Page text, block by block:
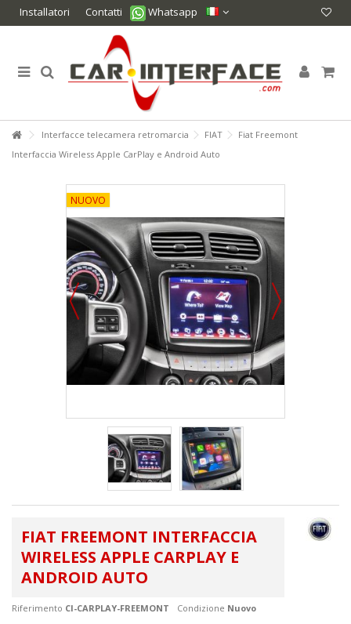
Installatori Contatti Whatsapp
Interfacce telecamera retromarcia FIAT
Fiat Freemont
Interfaccia Wireless Apple CarPlay e Android Auto
NUOVO
FIAT FREEMONT INTERFACCIA
WIRELESS APPLE CARPLAY E
ANDROID AUTO
Riferimento CI-CARPLAY-FREEMONT Condizione Nuovo